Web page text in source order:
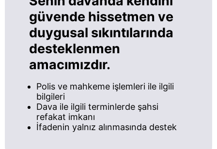
güvende hissetmen ve
duygusal sıkıntılarında
desteklenmen
amacımızdır.
Polis ve mahkeme işlemleri ile ilgili
bilgileri
Dava ile ilgili terminlerde şahsi
refakat imkanı
İfadenin yalnız alınmasında destek